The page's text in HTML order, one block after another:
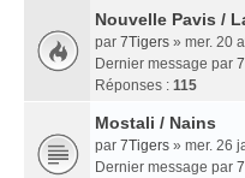
Nouvelle Pavis /
par 7Tigers » mer. 20
Dernier message par
Réponses : 115
Mostali / Nains
par 7Tigers » mer. 26
Dernier message par